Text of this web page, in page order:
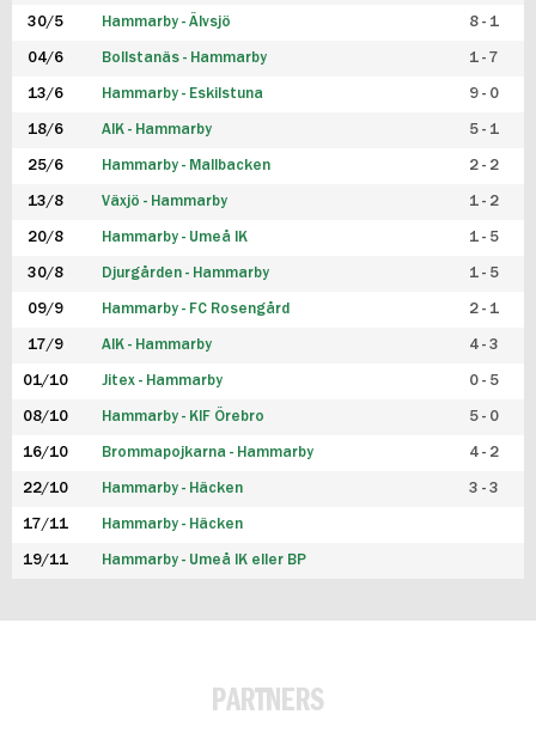
30/5 Hammarby - Älvsjö 8 - 1
04/6 Bollstanäs - Hammarby 1 - 7
13/6 Hammarby - Eskilstuna 9 - 0
18/6 AIK - Hammarby 5 - 1
25/6 Hammarby - Mallbacken 2 - 2
13/8 Växjö - Hammarby 1 - 2
20/8 Hammarby - Umeå IK 1 - 5
30/8 Djurgården - Hammarby 1 - 5
09/9 Hammarby - FC Rosengård 2 - 1
17/9 AIK - Hammarby 4 - 3
01/10 Jitex - Hammarby 0 - 5
08/10 Hammarby - KIF Örebro 5 - 0
16/10 Brommapojkarna - Hammarby 4 - 2
22/10 Hammarby - Häcken 3 - 3
17/11 Hammarby - Häcken
19/11 Hammarby - Umeå IK eller BP
PARTNERS